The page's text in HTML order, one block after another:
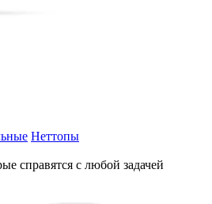
Неттопы
справятся с любой задачей